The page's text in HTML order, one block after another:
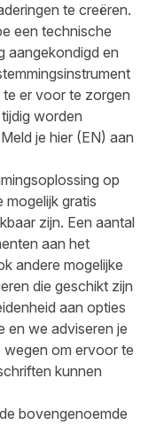
te creëren.
een technische
aangekondigd en
er voor te zorgen
worden
je hier (EN) aan
op
gratis
zijn. Een aantal
aan het
andere mogelijke
die geschikt zijn
aan opties
en we adviseren je
om ervoor te
kunnen
bovengenoemde